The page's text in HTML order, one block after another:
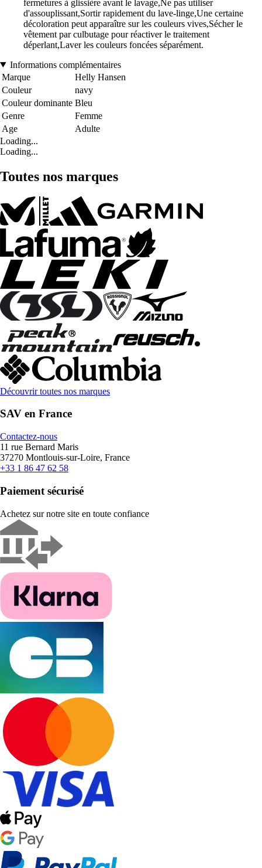
fermetures à glissière avant le lavage,Ne pas utiliser
d'assouplissant,Sortir rapidement du lave-linge,Une certaine
décoloration peut apparaître sur les couleurs vives,Sécher le
vêtement par culbutage pour réactiver le traitement
déperlant,Laver les couleurs foncées séparément.
Informations complémentaires
Marque
Helly Hansen
Couleur
navy
Couleur dominante Bleu
Genre
Femme
Age
Adulte
Loading...
Loading...
Toutes nos marques
Découvrir toutes nos marques
SAV en France
Contactez-nous
11 rue Bernard Maris
37270 Montlouis-sur-Loire, France
+33 1 86 47 62 58
Paiement sécurisé
Achetez sur notre site en toute confiance